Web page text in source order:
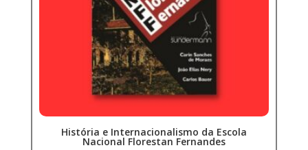
História e Internacionalismo da Escola
Nacional Florestan Fernandes